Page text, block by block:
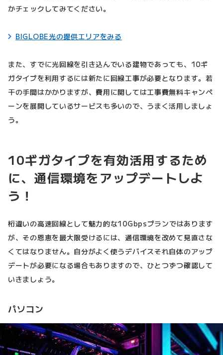
かチェックしてみてください。
BIGLOBE光の提供エリアをみる
また、すでに光回線を引き込んでいる建物であっても、10ギ
ガタイプを利用するには新たに回線工事が必要となります。若
干の手間はかかりますが、費用に関しては工事費無料キャンペ
ーンを展開しているサービスも多いので、うまく活用しましょ
う。
10ギガタイプを有効活用するため
に、通信環境をアップデートしよ
う！
桁違いの高速回線として魅力的な10Gbpsプランではあります
が、その恩恵を最大限受けるには、通信環境を改めて見直さな
くてはなりません。自分がよく使うデバイスそれ自体のアップ
デートが必要になる場合もありますので、ひとつずつ確認して
いきましょう。
パソコン